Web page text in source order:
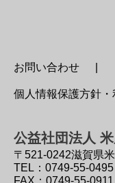
お問い合わせ
個人情報保護方針・
公益社団法人
〒521-0242滋賀県
TEL：0749-55-0495
FAX：0749-55-0911